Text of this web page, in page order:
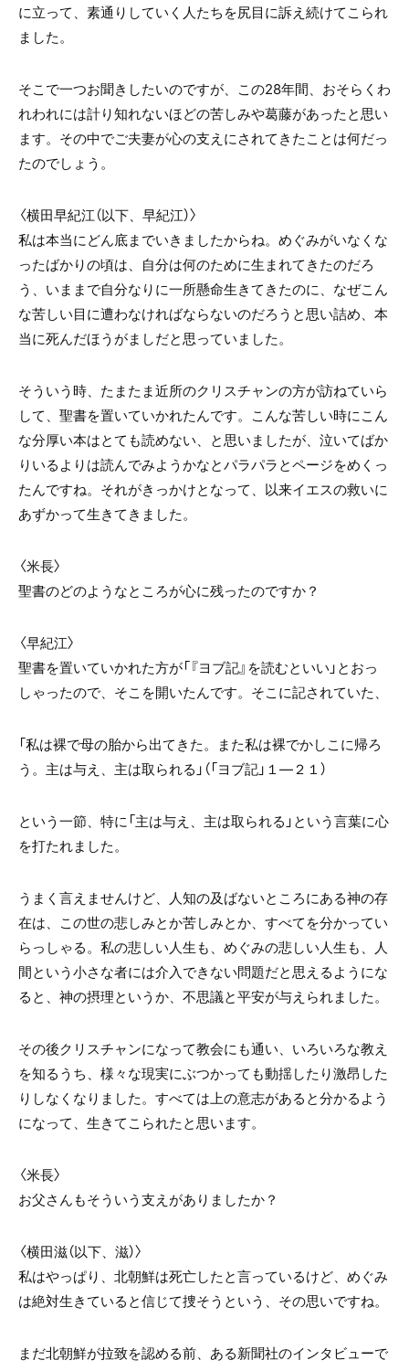
に立って、素通りしていく人たちを尻目に訴え続けてこられ
ました。
そこで一つお聞きしたいのですが、この28年間、おそらくわ
れわれには計り知れないほどの苦しみや葛藤があったと思い
ます。その中でご夫妻が心の支えにされてきたことは何だっ
たのでしょう。
〈横田早紀江（以下、早紀江）〉
私は本当にどん底までいきましたからね。めぐみがいなくな
ったばかりの頃は、自分は何のために生まれてきたのだろ
う、いままで自分なりに一所懸命生きてきたのに、なぜこん
な苦しい目に遭わなければならないのだろうと思い詰め、本
当に死んだほうがましだと思っていました。
そういう時、たまたま近所のクリスチャンの方が訪ねていら
して、聖書を置いていかれたんです。こんな苦しい時にこん
な分厚い本はとても読めない、と思いましたが、泣いてばか
りいるよりは読んでみようかなとパラパラとページをめくっ
たんですね。それがきっかけとなって、以来イエスの救いに
あずかって生きてきました。
〈米長〉
聖書のどのようなところが心に残ったのですか？
〈早紀江〉
聖書を置いていかれた方が「『ヨブ記』を読むといい」とおっ
しゃったので、そこを開いたんです。そこに記されていた、
「私は裸で母の胎から出てきた。また私は裸でかしこに帰ろ
う。主は与え、主は取られる」（「ヨブ記」１―２１）
という一節、特に「主は与え、主は取られる」という言葉に心
を打たれました。
うまく言えませんけど、人知の及ばないところにある神の存
在は、この世の悲しみとか苦しみとか、すべてを分かってい
らっしゃる。私の悲しい人生も、めぐみの悲しい人生も、人
間という小さな者には介入できない問題だと思えるようにな
ると、神の摂理というか、不思議と平安が与えられました。
その後クリスチャンになって教会にも通い、いろいろな教え
を知るうち、様々な現実にぶつかっても動揺したり激昂した
りしなくなりました。すべては上の意志があると分かるよう
になって、生きてこられたと思います。
〈米長〉
お父さんもそういう支えがありましたか？
〈横田滋（以下、滋）〉
私はやっぱり、北朝鮮は死亡したと言っているけど、めぐみ
は絶対生きていると信じて捜そうという、その思いですね。
まだ北朝鮮が拉致を認める前、ある新聞社のインタビューで